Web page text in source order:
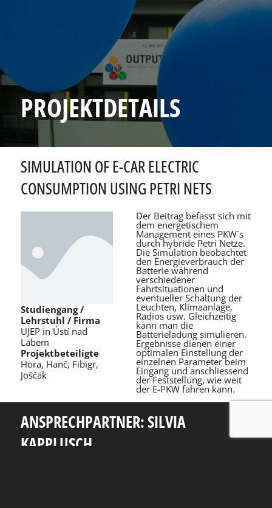
PROJEKTDETAILS
SIMULATION OF E-CAR ELECTRIC
CONSUMPTION USING PETRI NETS
Studiengang /
Lehrstuhl / Firma
UJEP in Ústí nad
Labem
Projektbeteiligte
Hora, Hanč, Fibigr,
Joščák
Der Beitrag befasst sich mit
dem energetischem
Management eines PKW´s
durch hybride Petri Netze.
Die Simulation beobachtet
den Energieverbrauch der
Batterie während
verschiedener
Fahrtsituationen und
eventueller Schaltung der
Leuchten, Klimaanlage,
Radios usw. Gleichzeitig
kann man die
Batterieladung simulieren.
Ergebnisse dienen einer
optimalen Einstellung der
einzelnen Parameter beim
Eingang und anschliessend
der Feststellung, wie weit
der E-PKW fahren kann.
ANSPRECHPARTNER: SILVIA
KAPPLUSCH